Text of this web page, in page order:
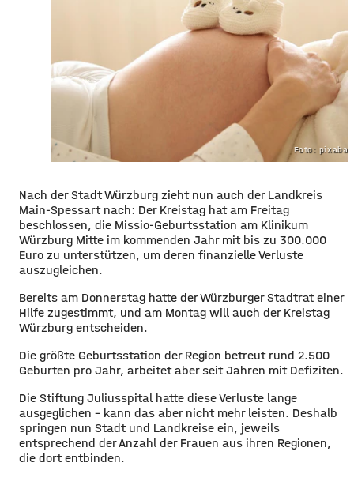
Foto:
Nach der Stadt Würzburg zieht nun auch der Landkreis
Main-Spessart nach: Der Kreistag hat am Freitag
beschlossen, die Missio-Geburtsstation am Klinikum
Würzburg Mitte im kommenden Jahr mit bis zu 300.000
Euro zu unterstützen, um deren finanzielle Verluste
auszugleichen.
Bereits am Donnerstag hatte der Würzburger Stadtrat einer
Hilfe zugestimmt, und am Montag will auch der Kreistag
Würzburg entscheiden.
Die größte Geburtsstation der Region betreut rund 2.500
Geburten pro Jahr, arbeitet aber seit Jahren mit Defiziten.
Die Stiftung Juliusspital hatte diese Verluste lange
ausgeglichen – kann das aber nicht mehr leisten. Deshalb
springen nun Stadt und Landkreise ein, jeweils
entsprechend der Anzahl der Frauen aus ihren Regionen,
die dort entbinden.